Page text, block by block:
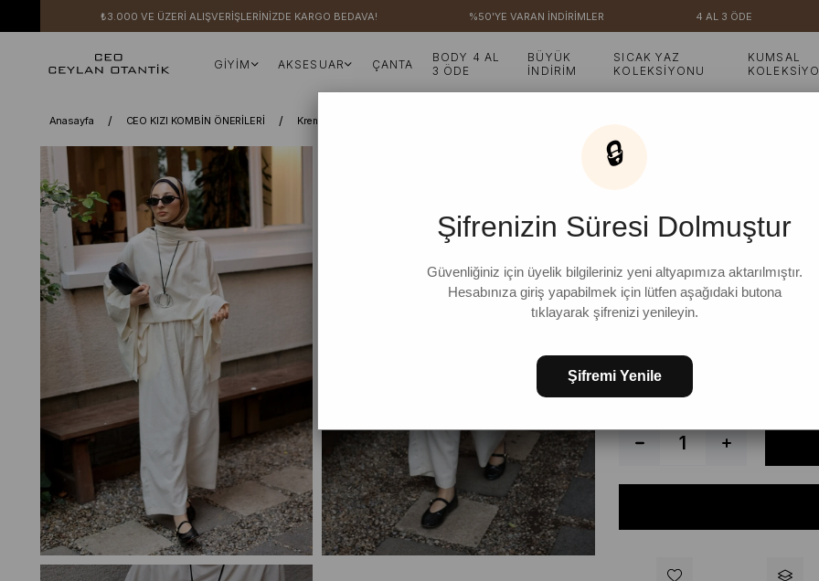
₺3.000 VE ÜZERİ ALIŞVERİŞLERİNİZDE KARGO BEDAVA! %50'YE VARAN İNDİRİMLER 4 AL 3 ÖDE
GİYİM AKSESUAR ÇANTA
BODY 4 AL
3 ÖDE
BÜYÜK
İNDİRİM
SICAK YAZ
KOLEKSİYONU
KUMSAL
Anasayfa CEO KIZI KOMBİN ÖNERİLERİ Krem Organik Keten Beli Büzgülü Pantolon
Krem Organik Keten
%6
₺1.599,99
STD
🔒
Şifrenizin Süresi Dolmuştur
Güvenliğiniz için üyelik bilgileriniz yeni altyapımıza aktarılmıştır.
Hesabınıza giriş yapabilmek için lütfen aşağıdaki butona
tıklayarak şifrenizi yenileyin.
Şifremi Yenile